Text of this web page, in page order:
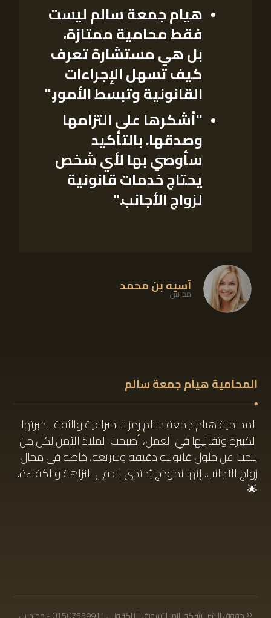
هيام جمعة سالم ليست
فقط محامية ممتازة،
بل هي مستشارة تعرف
كيف تسهل الإجراءات
القانونية وتبسط الأمور."
"أشكرها على التزامها
وصدقها. بالتأكيد
سأوصي بها لأي شخص
يحتاج خدمات قانونية
لزواج الأجانب."
آسیه بن محمد
مدرس
المحامية هيام جمعة سالم
المحامية هيام جمعة سالم رمز للاحترافية والثقة. بخبرتها
الكبيرة وتفانيها في العمل، أصبحت الملاذ الآمن لكل من
يبحث عن حلول قانونية دقيقة وسريعة، خاصة في مجال
زواج الأجانب. إنها نموذج يُحتذى به في النزاهة والكفاءة.
🌟